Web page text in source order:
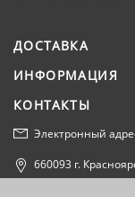
ДОСТАВКА
ИНФОРМАЦИЯ
КОНТАКТЫ
Электронный
660093 г.